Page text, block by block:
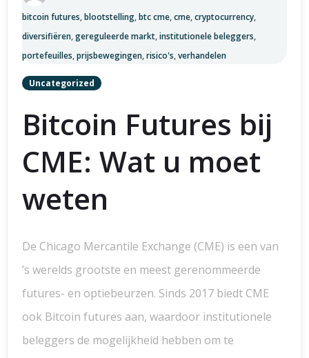
bitcoin futures,blootstelling,btc cme,cme,cryptocurrency,
diversifiëren,gereguleerde markt,institutionele beleggers,
portefeuilles,prijsbewegingen,risico's,verhandelen
Uncategorized
Bitcoin Futures bij
CME: Wat u moet
weten
De Chicago Mercantile Exchange (CME) is een van
’s werelds grootste en meest gerenommeerde
futures- en optiebeurzen. Sinds 2017 biedt CME
ook Bitcoin futures aan, waardoor institutionele
beleggers de mogelijkheid hebben om te